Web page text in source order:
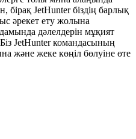
бірақ JetHunter біздің барлық
әрекет ету жолына
дәлелдерін мұқият
Біз JetHunter командасының
және жеке көңіл бөлуіне өте